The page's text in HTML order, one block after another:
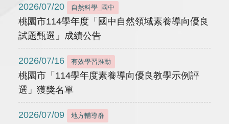
2026/07/20 自然科學_國中
桃園市114學年度「國中自然領域素養導向優良
試題甄選」成績公告
2026/07/16 有效學習推動
桃園市「114學年度素養導向優良教學示例評
選」獲獎名單
2026/07/09 地方輔導群